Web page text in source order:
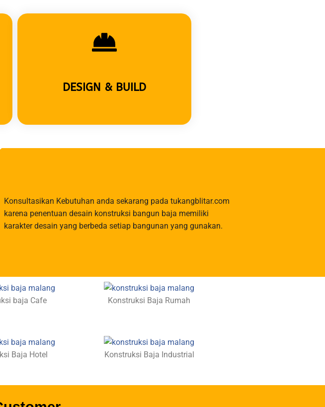
DESIGN & BUILD
Konsultasikan Kebutuhan anda sekarang pada tukangblitar.com
karena penentuan desain konstruksi bangun baja memiliki
karakter desain yang berbeda setiap bangunan yang gunakan.
baja Cafe Konstruksi Baja Rumah​
Baja Hotel Konstruksi Baja Industrial